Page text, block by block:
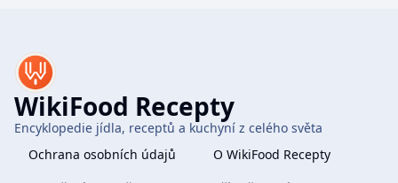
WikiFood Recepty
Encyklopedie jídla, receptů a kuchyní z celého světa
Ochrana osobních údajů
O WikiFood Recepty